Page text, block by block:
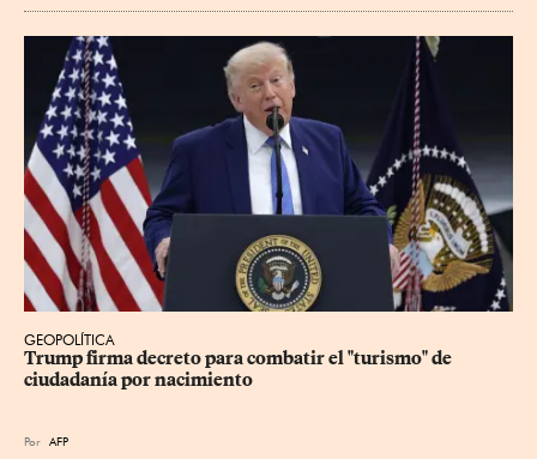
GEOPOLÍTICA
Trump firma decreto para combatir el "turismo" de
ciudadanía por nacimiento
Por AFP